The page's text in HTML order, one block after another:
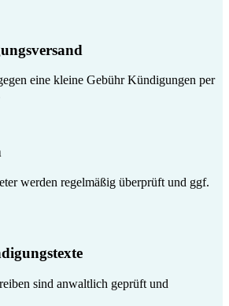
eine kleine Gebühr Kündigungen per
werden regelmäßig überprüft und ggf.
sind anwaltlich geprüft und